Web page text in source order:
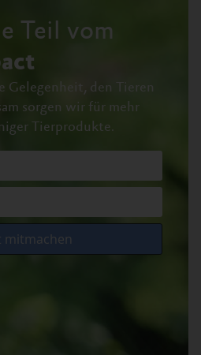
Teil vom
Gelegenheit, den Tieren
sorgen wir für mehr
Tierprodukte.